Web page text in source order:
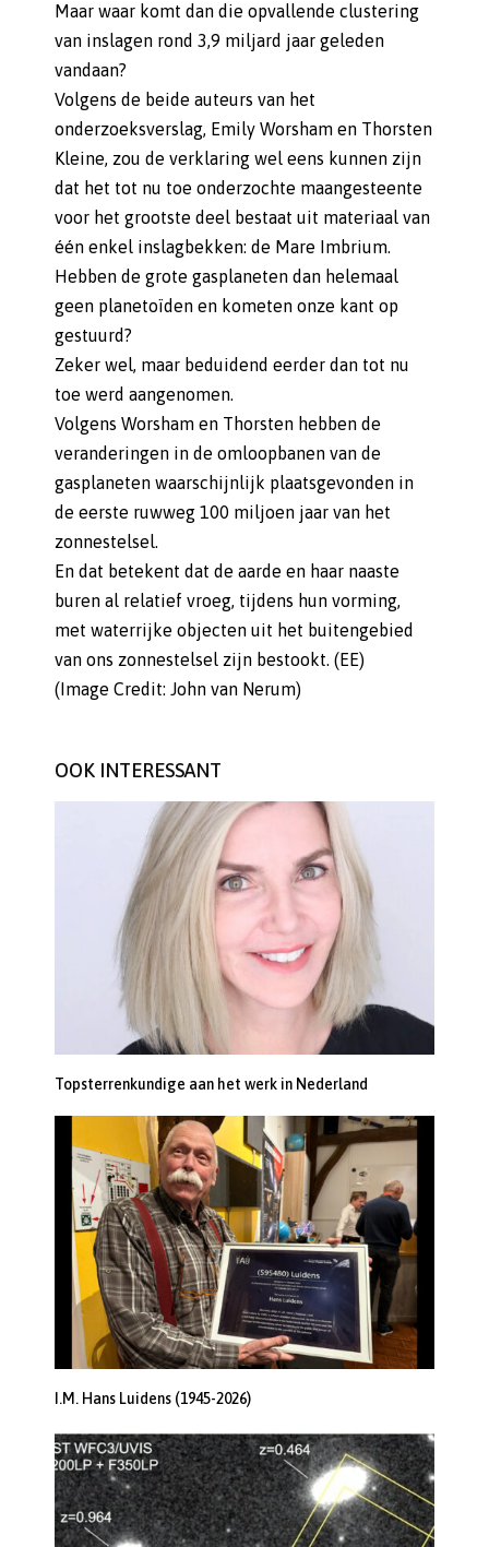
Maar waar komt dan die opvallende clustering
van inslagen rond 3,9 miljard jaar geleden
vandaan?
Volgens de beide auteurs van het
onderzoeksverslag, Emily Worsham en Thorsten
Kleine, zou de verklaring wel eens kunnen zijn
dat het tot nu toe onderzochte maangesteente
voor het grootste deel bestaat uit materiaal van
één enkel inslagbekken: de Mare Imbrium.
Hebben de grote gasplaneten dan helemaal
geen planetoïden en kometen onze kant op
gestuurd?
Zeker wel, maar beduidend eerder dan tot nu
toe werd aangenomen.
Volgens Worsham en Thorsten hebben de
veranderingen in de omloopbanen van de
gasplaneten waarschijnlijk plaatsgevonden in
de eerste ruwweg 100 miljoen jaar van het
zonnestelsel.
En dat betekent dat de aarde en haar naaste
buren al relatief vroeg, tijdens hun vorming,
met waterrijke objecten uit het buitengebied
van ons zonnestelsel zijn bestookt. (EE)
(Image Credit: John van Nerum)
OOK INTERESSANT
Topsterrenkundige aan het werk in Nederland
I.M. Hans Luidens (1945-2026)